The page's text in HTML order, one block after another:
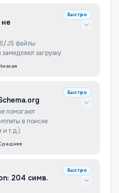
JS файлы
загрузку.
Быстро
помогают
в поиске
и т.д.).
Быстро
204 симв.
Быстро